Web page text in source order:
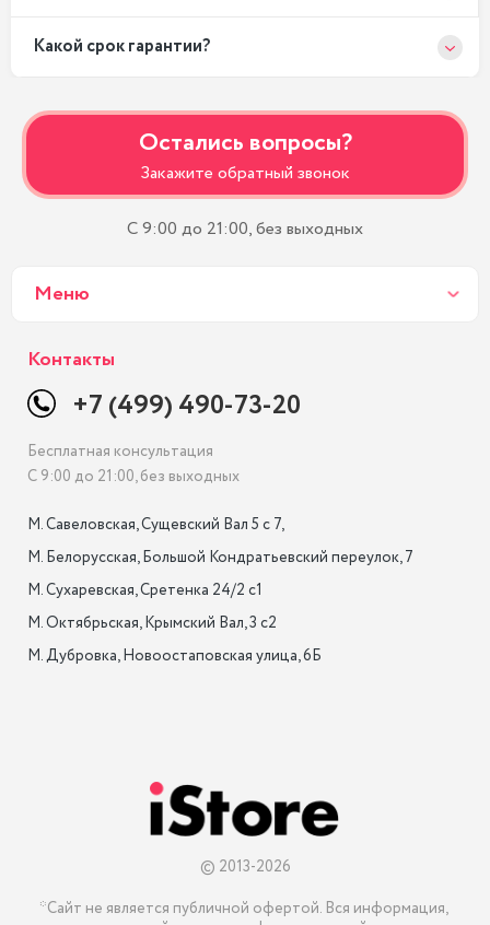
Какой срок гарантии?
Остались вопросы?
Закажите обратный звонок
С 9:00 до 21:00, без выходных
Меню
Контакты
+7 (499) 490-73-20
Бесплатная консультация
С 9:00 до 21:00, без выходных
М. Савеловская, Сущевский Вал 5 с 7,
М. Белорусская, Большой Кондратьевский переулок, 7
М. Сухаревская, Сретенка 24/2 с1
М. Октябрьская, Крымский Вал, 3 с2
М. Дубровка, Новоостаповская улица, 6Б
© 2013-2026
*Сайт не является публичной офертой. Вся информация,